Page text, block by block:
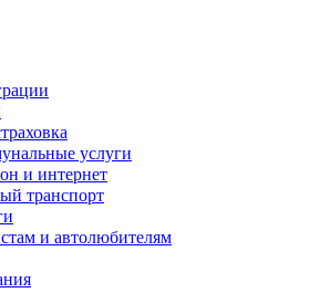
услуги
и интернет
транспорт
и автолюбителям